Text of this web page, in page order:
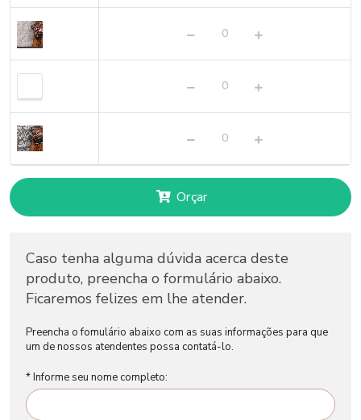
Orçar
Caso tenha alguma dúvida acerca deste
produto, preencha o formulário abaixo.
Ficaremos felizes em lhe atender.
Preencha o fomulário abaixo com as suas informações para que
um de nossos atendentes possa contatá-lo.
* Informe seu nome completo: